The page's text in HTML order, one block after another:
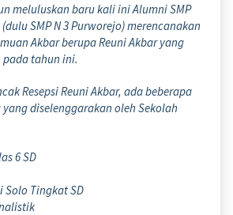
meluluskan baru kali ini Alumni SMP
SMP N 3 Purworejo) merencanakan
Akbar berupa Reuni Akbar yang
tahun ini.
Resepsi Reuni Akbar, ada beberapa
diselenggarakan oleh Sekolah
6 SD
Solo Tingkat SD